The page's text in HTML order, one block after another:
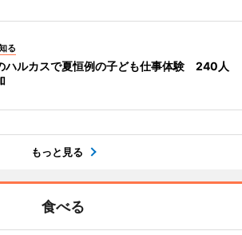
る
ハルカスで夏恒例の子ども仕事体験 240人
もっと見る
食べる